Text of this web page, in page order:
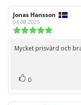
Recensionsförfattare:
Jonas Hansson
04.08.2025
utav
5
Recensionstext:
Mycket prisvärd och
Rösta
upp
0